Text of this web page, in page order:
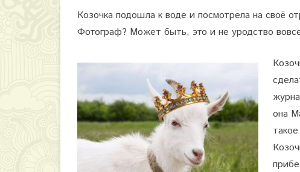
Козочка подошла к воде и посмотрела на своё
Фотограф? Может быть, это и не уродство
она